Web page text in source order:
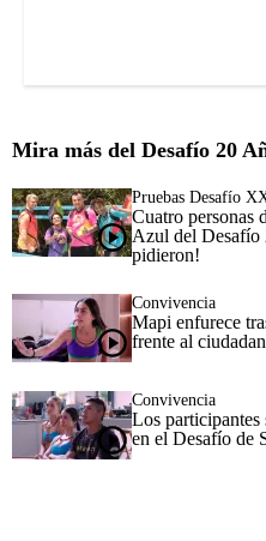
Mira más del Desafío 20
Pruebas Desafío
Cuatro personas
Azul del Desafío
pidieron!
Convivencia
Mapi enfurece
frente al
Convivencia
Los participantes
en el Desafío de